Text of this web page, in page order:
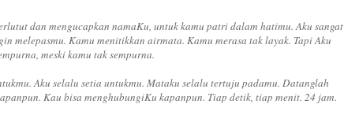
dan mengucapkan namaKu, untuk kamu patri dalam hatimu. Aku sangat
melepasmu. Kamu menitikkan airmata. Kamu merasa tak layak. Tapi Aku
meski kamu tak sempurna.
Aku selalu setia untukmu. Mataku selalu tertuju padamu. Datanglah
Kau bisa menghubungiKu kapanpun. Tiap detik, tiap menit. 24 jam.